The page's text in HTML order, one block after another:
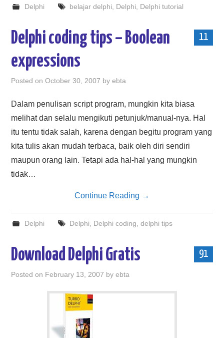
Delphi belajar delphi Delphi Delphi tutorial
11
Delphi coding tips – Boolean
expressions
Posted onOctober 30, 2007 byebta
Dalam penulisan script program, mungkin kita biasa
melihat dan selalu mengikuti petunjuk/manual-nya. Hal
itu tentu tidak salah, karena dengan begitu program yang
kita tulis akan mudah terbaca, baik oleh diri sendiri
maupun orang lain. Tetapi ada hal-hal yang mungkin
tidak…
Continue Reading →
Delphi Delphi Delphi coding delphi tips
91
Download Delphi Gratis
Posted on February 13, 2007 byebta